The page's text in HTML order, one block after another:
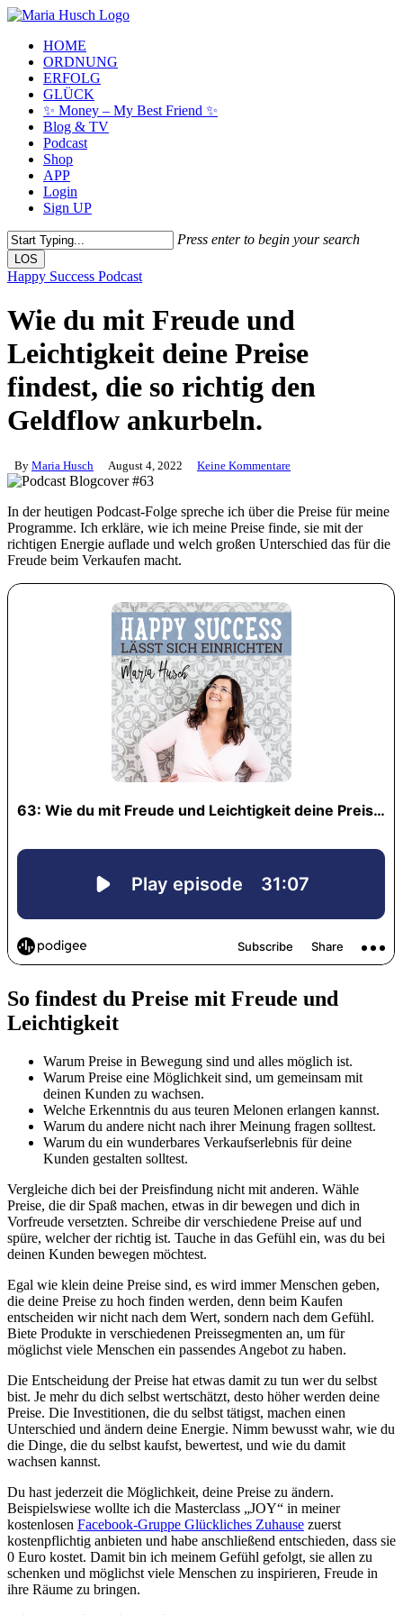
Skip
main
content
Menu
HOME
ORDNUNG
ERFOLG
GLÜCK
✨ Money – My Best Friend ✨
Blog & TV
Podcast
Shop
APP
Login
Sign UP
Press enter to begin your search
LOS
Close
Happy Success Podcast
Wie du mit Freude und
Leichtigkeit deine Preise
findest, die so richtig den
Geldflow ankurbeln.
By Maria Husch August 4, 2022 Keine Kommentare
In der heutigen Podcast-Folge spreche ich über die Preise für meine
Programme. Ich erkläre, wie ich meine Preise finde, sie mit der
richtigen Energie auflade und welch großen Unterschied das für die
Freude beim Verkaufen macht.
So findest du Preise mit Freude und
Leichtigkeit
Warum Preise in Bewegung sind und alles möglich ist.
Warum Preise eine Möglichkeit sind, um gemeinsam mit
deinen Kunden zu wachsen.
Welche Erkenntnis du aus teuren Melonen erlangen kannst.
Warum du andere nicht nach ihrer Meinung fragen solltest.
Warum du ein wunderbares Verkaufserlebnis für deine
Kunden gestalten solltest.
Vergleiche dich bei der Preisfindung nicht mit anderen. Wähle
Preise, die dir Spaß machen, etwas in dir bewegen und dich in
Vorfreude versetzten. Schreibe dir verschiedene Preise auf und
spüre, welcher der richtig ist. Tauche in das Gefühl ein, was du bei
deinen Kunden bewegen möchtest.
Egal wie klein deine Preise sind, es wird immer Menschen geben,
die deine Preise zu hoch finden werden, denn beim Kaufen
entscheiden wir nicht nach dem Wert, sondern nach dem Gefühl.
Biete Produkte in verschiedenen Preissegmenten an, um für
möglichst viele Menschen ein passendes Angebot zu haben.
Die Entscheidung der Preise hat etwas damit zu tun wer du selbst
bist. Je mehr du dich selbst wertschätzt, desto höher werden deine
Preise. Die Investitionen, die du selbst tätigst, machen einen
Unterschied und ändern deine Energie. Nimm bewusst wahr, wie du
die Dinge, die du selbst kaufst, bewertest, und wie du damit
wachsen kannst.
Du hast jederzeit die Möglichkeit, deine Preise zu ändern.
Beispielswiese wollte ich die Masterclass „JOY“ in meiner
kostenlosen Facebook-Gruppe Glückliches Zuhause zuerst
kostenpflichtig anbieten und habe anschließend entschieden, dass sie
0 Euro kostet. Damit bin ich meinem Gefühl gefolgt, sie allen zu
schenken und möglichst viele Menschen zu inspirieren, Freude in
ihre Räume zu bringen.